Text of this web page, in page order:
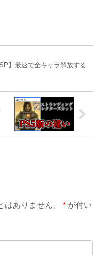
】最速で全キャラ解放する
ありません。 * が付い